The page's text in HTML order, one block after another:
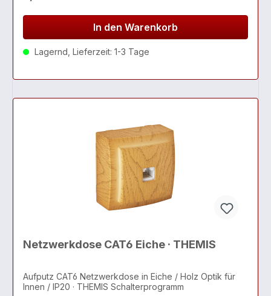
In den Warenkorb
Lagernd, Lieferzeit: 1-3 Tage
Netzwerkdose CAT6 Eiche · THEMIS
Aufputz CAT6 Netzwerkdose in Eiche / Holz Optik für
Innen / IP20 · THEMIS Schalterprogramm